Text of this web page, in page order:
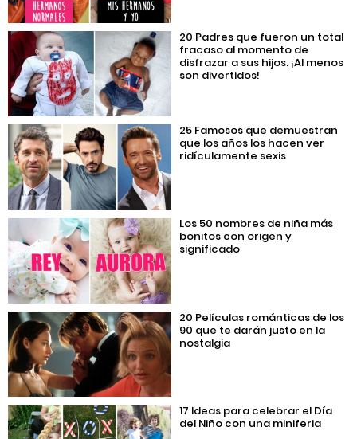
20 Padres que fueron un total
fracaso al momento de
disfrazar a sus hijos. ¡Al menos
son divertidos!
25 Famosos que demuestran
que los años los hacen ver
ridículamente sexis
Los 50 nombres de niña más
bonitos con origen y
significado
20 Películas románticas de los
90 que te darán justo en la
nostalgia
17 Ideas para celebrar el Día
del Niño con una miniferia